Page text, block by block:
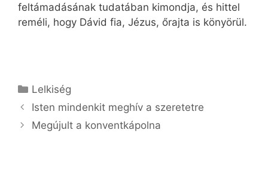
feltámadásának tudatában kimondja, és hittel
reméli, hogy Dávid fia, Jézus, őrajta is könyörül.
Kategória
Lelkiség
Isten mindenkit meghív a szeretetre
Megújult a konventkápolna